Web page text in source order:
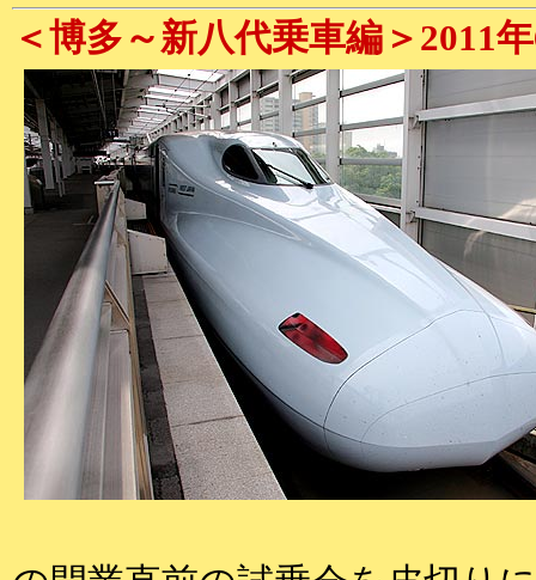
＜博多～新八代乗車編＞2011